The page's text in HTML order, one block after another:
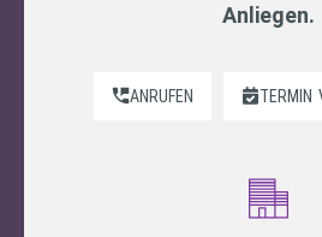
Anliegen.
ANRUFEN TERMIN